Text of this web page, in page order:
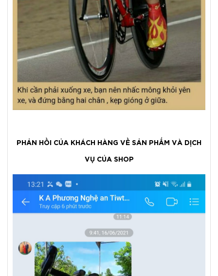
PHẢN HỒI CỦA KHÁCH HÀNG VỀ SẢN PHẨM VÀ DỊCH
VỤ CỦA SHOP